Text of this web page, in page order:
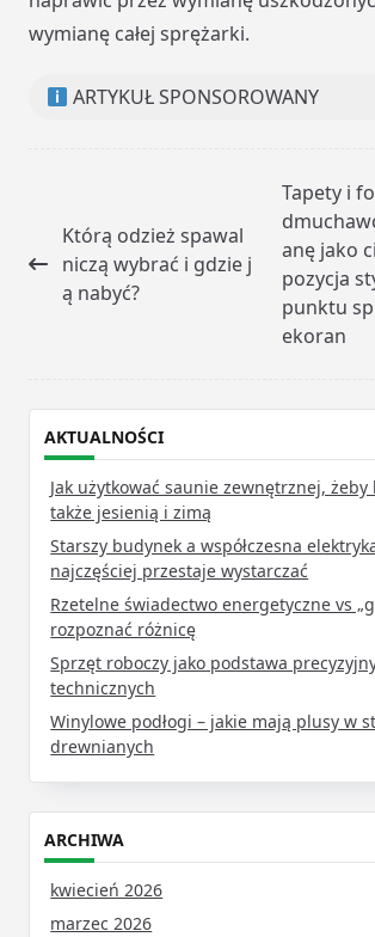
wymianę całej sprężarki.
ARTYKUŁ SPONSOROWANY
subtitle
screen-
reader-
Którą odzież spawal
niczą wybrać i gdzie j
ą nabyć?
Tapety i
anę jako
pozycja
punktu
ekoran
AKTUALNOŚCI
Jak użytkować saunie zewnętrznej, żeby
także jesienią i zimą
Starszy budynek a współczesna
najczęściej przestaje wystarczać
Rzetelne świadectwo energetyczne vs
rozpoznać różnicę
Sprzęt roboczy jako podstawa
technicznych
Winylowe podłogi – jakie mają plusy w
drewnianych
ARCHIWA
kwiecień 2026
marzec 2026